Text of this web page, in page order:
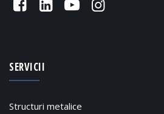
SERVICII
Structuri metalice